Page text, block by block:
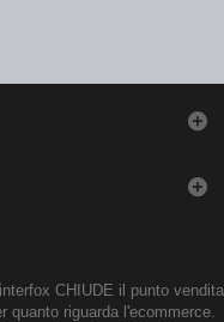
CHIUDE il punto vendita
quanto riguarda l'ecommerce.